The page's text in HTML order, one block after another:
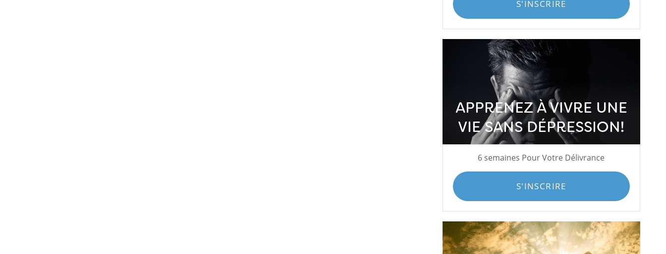
S'INSCRIRE
APPRENEZ À VIVRE UNE
VIE SANS DÉPRESSION!
6 semaines Pour Votre Délivrance
S'INSCRIRE